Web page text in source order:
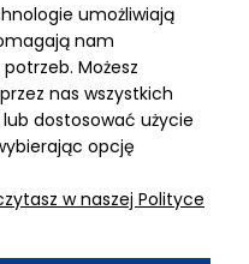
operatora. To pozwala
efektywne
czasu personelu i
liczby
zabiegów.
umożliwiają
nam
Możesz
nas wszystkich
dostosować użycie
opcję
w naszej Polityce